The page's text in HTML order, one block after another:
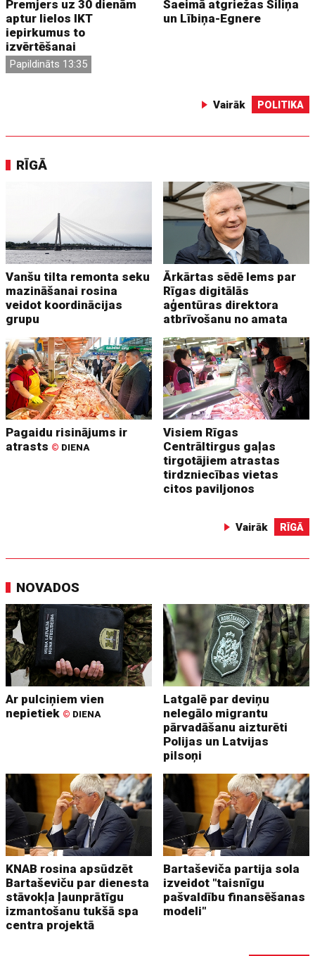
Premjers uz 30 dienām
aptur lielos IKT
iepirkumus to
izvērtēšanai
Papildināts 13:35
Saeimā atgriežas Siliņa
un Lībiņa-Egnere
Vairāk POLITIKA
RĪGĀ
Vanšu tilta remonta seku
mazināšanai rosina
veidot koordinācijas
grupu
Ārkārtas sēdē lems par
Rīgas digitālās
aģentūras direktora
atbrīvošanu no amata
Pagaidu risinājums ir
atrasts © DIENA
Visiem Rīgas
Centrāltirgus gaļas
tirgotājiem atrastas
tirdzniecības vietas
citos paviljonos
Vairāk RĪGĀ
NOVADOS
Ar pulciņiem vien
nepietiek © DIENA
Latgalē par deviņu
nelegālo migrantu
pārvadāšanu aizturēti
Polijas un Latvijas
pilsoņi
KNAB rosina apsūdzēt
Bartaševiču par dienesta
stāvokļa ļaunprātīgu
izmantošanu tukšā spa
centra projektā
Bartaševiča partija sola
izveidot "taisnīgu
pašvaldību finansēšanas
modeli"